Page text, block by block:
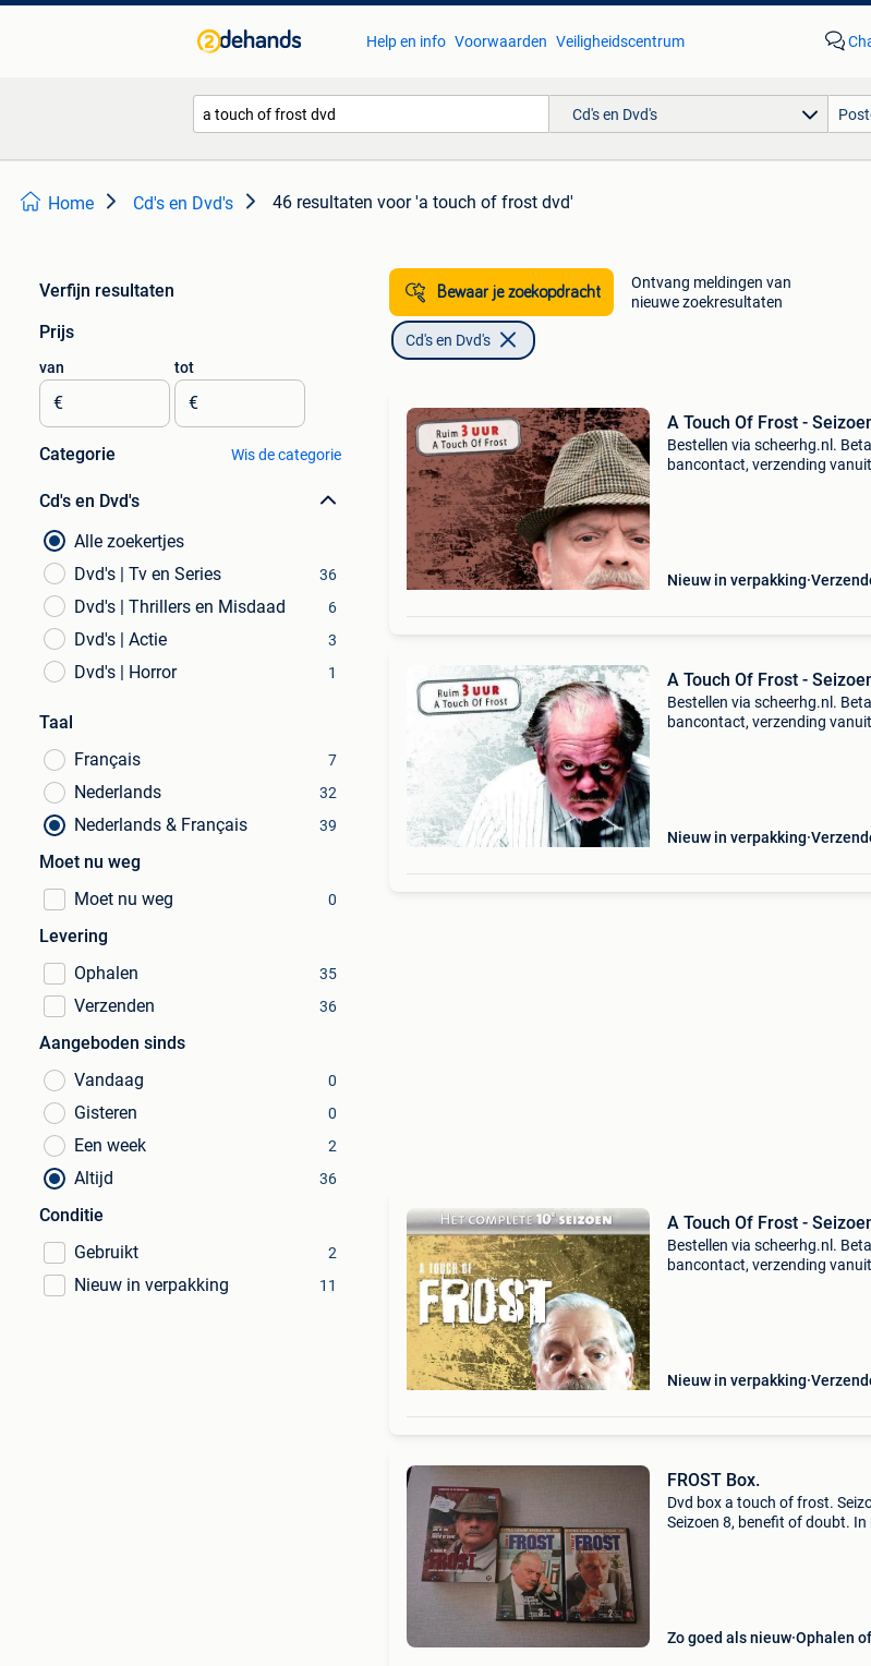
Help en info Voorwaarden Veiligheidscentrum
Cd's en Dvd's
Home Cd's en Dvd's 46 resultaten voor 'a touch of frost dvd'
Verfijn resultaten
Prijs
van
€
tot
€
Categorie Wis de categorie
Cd's en Dvd's
Alle zoekertjes
Dvd's | Tv en Series
36
Dvd's | Thrillers en Misdaad 6
Dvd's | Actie 3
Dvd's | Horror 1
Taal
Français
7
Nederlands 32
Nederlands & Français 39
Moet nu weg
Moet nu weg
0
Levering
Ophalen
35
Verzenden 36
Aangeboden sinds
Vandaag
0
Gisteren 0
Een week 2
Altijd 36
Conditie
Gebruikt
2
Nieuw in verpakking 11
Bewaar je zoekopdracht
Ontvang meldingen van
nieuwe zoekresultaten
Cd's en Dvd's
A Touch Of Frost -
Bestellen via scheerhg.nl.
bancontact, verzending
Nieuw in verpakking
A Touch Of Frost -
Bestellen via scheerhg.nl.
bancontact, verzending
Nieuw in verpakking
A Touch Of Frost -
Bestellen via scheerhg.nl.
bancontact, verzending
Nieuw in verpakking
FROST Box.
Dvd box a touch of frost.
Seizoen 8, benefit of doubt.
Zo goed als nieuw Ophalen